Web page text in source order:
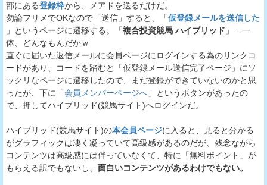
部にある登録枠から、メアドを送るだけだ。
勿論フリメでOKなので「送信」すると、「仮登録メールを送信した
」というページに遷移する。「複合投資競馬 ハイブリッド 」…一
体、どんなもんだかｗ
直ぐに届いた返信メールに会員ページにログインする為のリンクコ
ードがあり、コードを踏むと「仮登録メール送信完了ページ」にソ
ックリなページに遷移したので、まだ登録ができていないのかと思
ったが、下に「会員メンバーページへ 」というボタンがあったの
で、押してハイブリッド(競馬サイト)へログインだ。
ハイブリッド(競馬サイト)の本会員ページに入ると、見ると分かる
がグラフィックは凄く凝っていて高級感があるのだが、残念ながら
コンテンツは高級感には伴っていなくて、特に「無料ポイント」が
もらえる訳でもないし、 面白いコンテンツがあるわけでもない。